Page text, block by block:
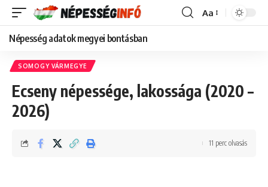
Font
Aa
Népesség adatok megyei bontásban
SOMOGY VÁRMEGYE
Ecseny népessége, lakossága (2020 –
2026)
11 perc olvasás